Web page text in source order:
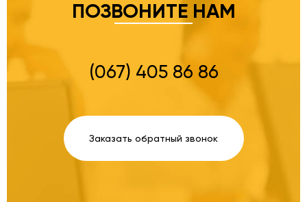
ПОЗВОНИТЕ НАМ
(067) 405 86 86
Заказать обратный звонок